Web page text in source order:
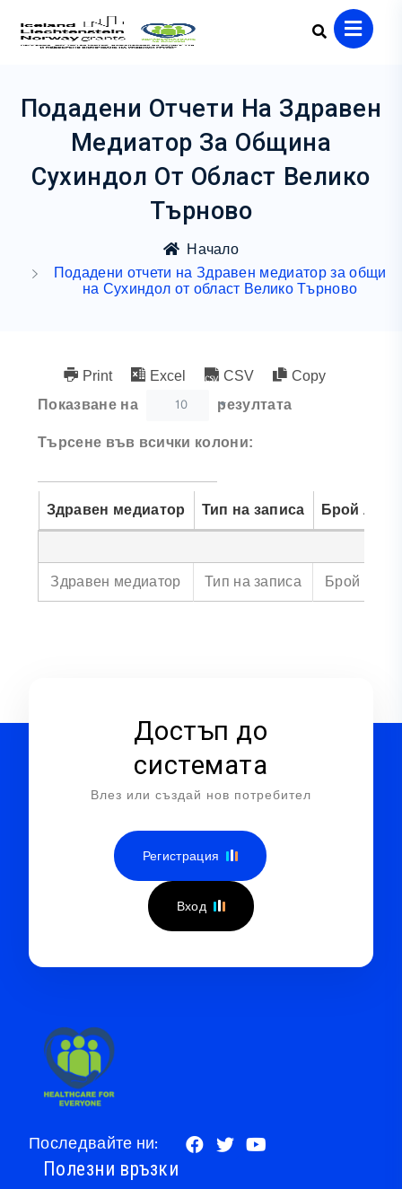
Подадени Отчети На Здравен
Медиатор За Община
Сухиндол От Област Велико
Търново
Начало
Подадени отчети на Здравен медиатор за общи
на Сухиндол от област Велико Търново
Print Excel CSV
Copy
Показване на
10 резултата
Търсене във всички колони:
Здравен медиатор Тип на записа Брой лица
Здравен медиатор Тип на записа Брой лица
Достъп до
системата
Влез или създай нов потребител
Регистрация
Вход
Последвайте ни:
Полезни връзки